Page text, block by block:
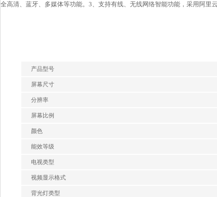
全高清、蓝牙、多媒体等功能。3、支持有线、无线网络智能功能，采用阿
产品型号
屏幕尺寸
分辨率
屏幕比例
颜色
能效等级
电视类型
视频显示格式
背光灯类型